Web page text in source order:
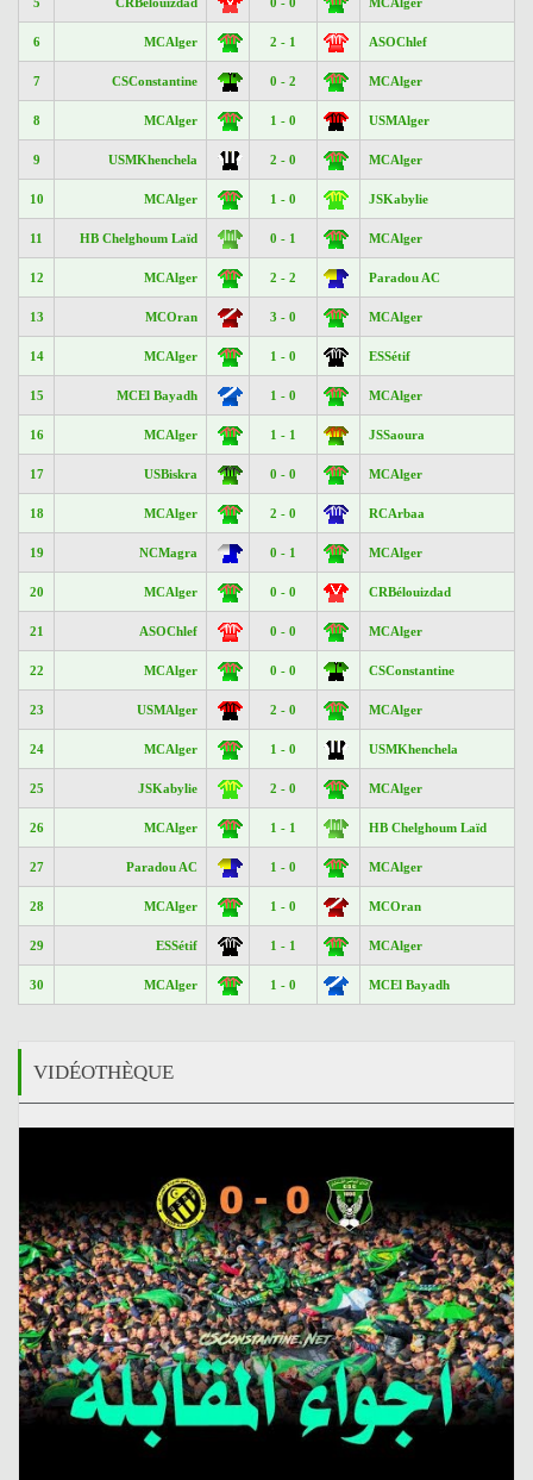
6 MCAlger 2 - 1 ASOChlef
7 CSConstantine 0 - 2 MCAlger
8 MCAlger 1 - 0 USMAlger
9 USMKhenchela 2 - 0 MCAlger
10 MCAlger 1 - 0 JSKabylie
11 HB Chelghoum Laïd 0 - 1 MCAlger
12 MCAlger 2 - 2 Paradou AC
13 MCOran 3 - 0 MCAlger
14 MCAlger 1 - 0 ESSétif
15 MCEl Bayadh 1 - 0 MCAlger
16 MCAlger 1 - 1 JSSaoura
17 USBiskra 0 - 0 MCAlger
18 MCAlger 2 - 0 RCArbaa
19 NCMagra 0 - 1 MCAlger
20 MCAlger 0 - 0 CRBélouizdad
21 ASOChlef 0 - 0 MCAlger
22 MCAlger 0 - 0 CSConstantine
23 USMAlger 2 - 0 MCAlger
24 MCAlger 1 - 0 USMKhenchela
25 JSKabylie 2 - 0 MCAlger
26 MCAlger 1 - 1 HB Chelghoum Laïd
27 Paradou AC 1 - 0 MCAlger
28 MCAlger 1 - 0 MCOran
29 ESSétif 1 - 1 MCAlger
30 MCAlger 1 - 0 MCEl Bayadh
VIDÉOTHÈQUE